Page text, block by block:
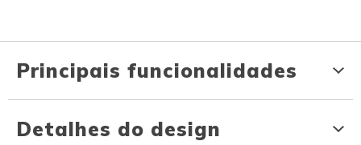
Principais funcionalidades
Detalhes do design